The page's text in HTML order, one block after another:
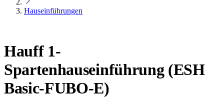
Hauseinführungen
Hauff 1-
Spartenhauseinführung (ESH
Basic-FUBO-E)